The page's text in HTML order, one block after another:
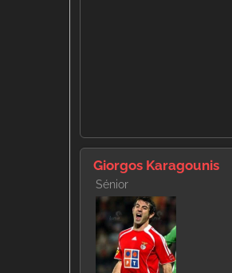
Giorgos Karagounis
Sénior